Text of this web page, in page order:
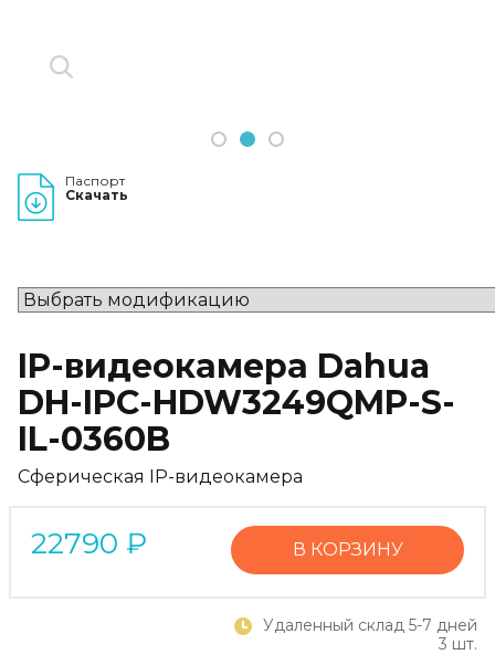
1 2 3
Паспорт
Скачать
IP-видеокамера Dahua
DH-IPC-HDW3249QMP-S-
IL-0360B
Сферическая IP-видеокамера
22790 ₽ В КОРЗИНУ
Удаленный склад 5-7 дней
3 шт.